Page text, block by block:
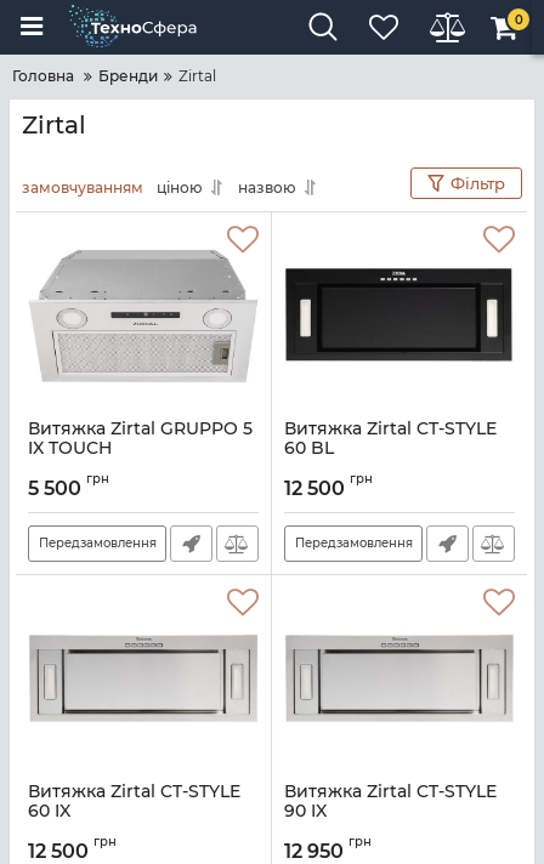
0
Головна Бренди Zirtal
Zirtal
замовчуванням ціною назвою Фільтр
Витяжка Zirtal GRUPPO 5
IX TOUCH
5 500 грн
Передзамовлення
Витяжка Zirtal CT-STYLE
60 BL
12 500 грн
Передзамовлення
Витяжка Zirtal CT-STYLE
60 IX
12 500 грн
Витяжка Zirtal CT-STYLE
90 IX
12 950 грн